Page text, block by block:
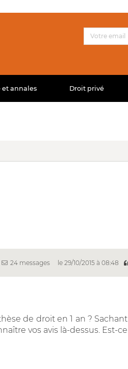
et annales Droit privé
24 messages le 29/10/2015 à 08:48
de droit en 1 an ? Sachant
vos avis là-dessus. Est-ce